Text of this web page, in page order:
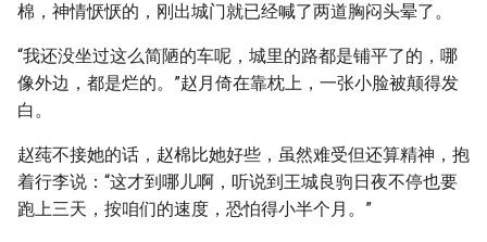
棉，神情恹恹的，刚出城门就已经喊了两道胸闷头晕了。
“我还没坐过这么简陋的车呢，城里的路都是铺平了的，哪
像外边，都是烂的。”赵月倚在靠枕上，一张小脸被颠得发
白。
赵莼不接她的话，赵棉比她好些，虽然难受但还算精神，抱
着行李说：“这才到哪儿啊，听说到王城良驹日夜不停也要
跑上三天，按咱们的速度，恐怕得小半个月。”